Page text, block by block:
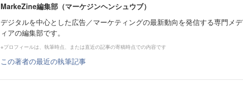
MarkeZine編集部（マーケジンヘンシュウブ）
デジタルを中心とした広告／マーケティングの最新動向を発信する専門メデ
ィアの編集部です。
※プロフィールは、執筆時点、または直近の記事の寄稿時点での内容です
この著者の最近の執筆記事